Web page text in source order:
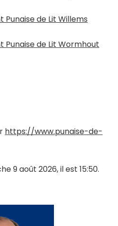
de Lit Willems
de Lit Wormhout
https://www.punaise-de-
9 août 2026, il est 15:50.